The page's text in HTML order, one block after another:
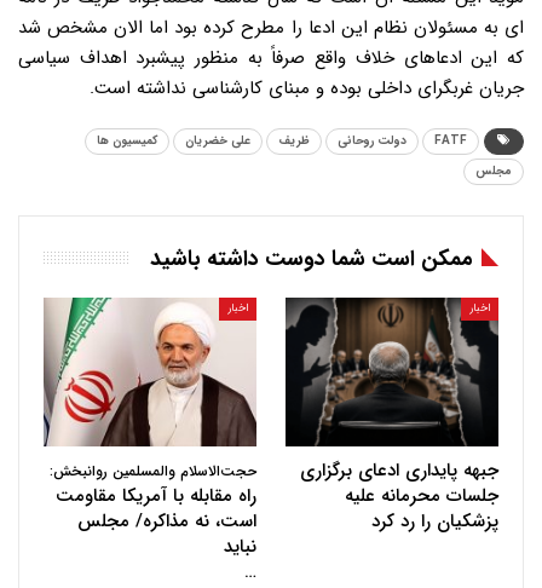
ای به مسئولان نظام این ادعا را مطرح کرده بود اما الان مشخص شد
که این ادعاهای خلاف واقع صرفاً به منظور پیشبرد اهداف سیاسی
جریان غربگرای داخلی بوده و مبنای کارشناسی نداشته است.
FATF دولت روحانی ظریف علی خضریان
کمیسیون ها
مجلس
ممکن است شما دوست داشته باشید
اخبار
جبهه پایداری ادعای برگزاری
جلسات محرمانه علیه
پزشکیان را رد کرد
اخبار
حجت‌الاسلام والمسلمین روانبخش:
راه مقابله با آمریکا مقاومت
است، نه مذاکره/ مجلس
نباید
…